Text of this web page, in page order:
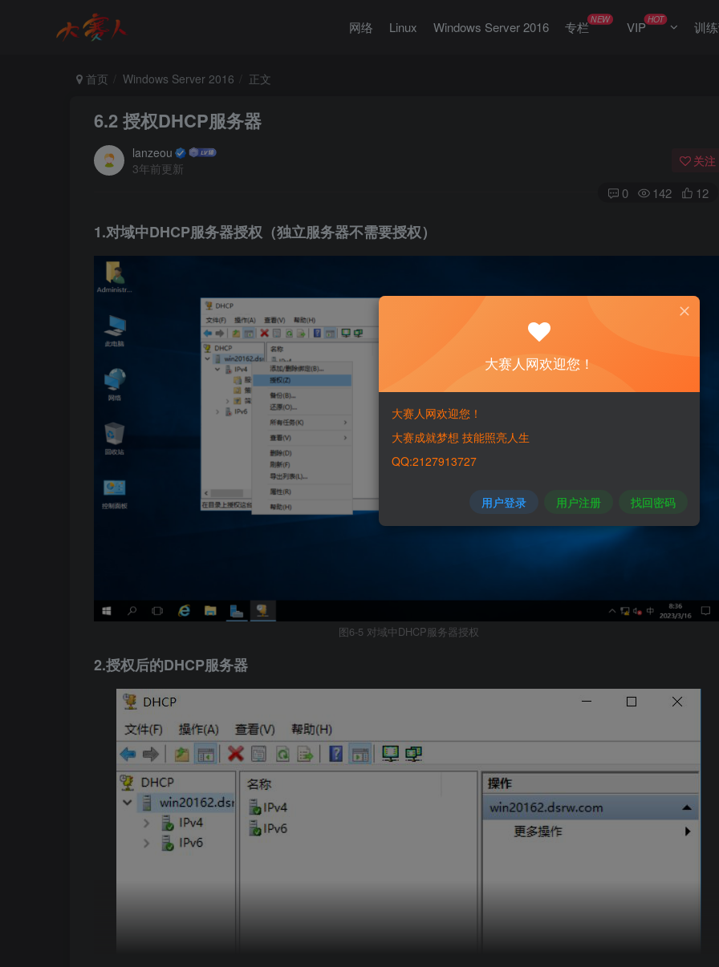
网络 Linux Windows Server 2016 专栏NEW VIPHOT 训
首页 Windows Server 2016 正文
6.2 授权DHCP服务器
lanzeou
3年前更新
关注
0 142 12
1.对域中DHCP服务器授权（独立服务器不需要授权）
图6-5 对域中DHCP服务器授权
2.授权后的DHCP服务器
大赛人网欢迎您！
大赛人网欢迎您！
大赛成就梦想 技能照亮人生
QQ:2127913727
用户登录 用户注册 找回密码